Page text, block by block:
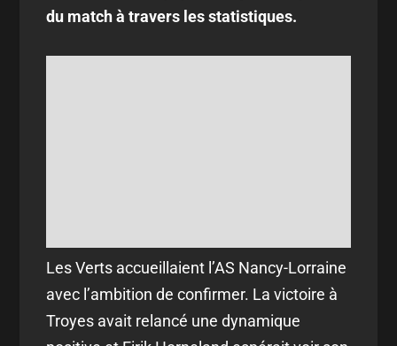
du match à travers les statistiques.
Les Verts accueillaient l’AS Nancy-Lorraine
avec l’ambition de confirmer. La victoire à
Troyes avait relancé une dynamique